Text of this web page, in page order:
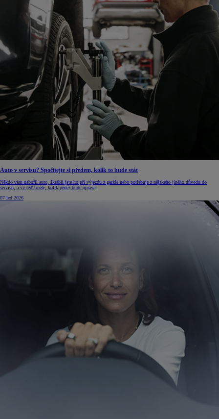
Auto v servisu? Spočítejte si předem, kolik to bude stát
Někdo vám nabořil auto, škrábli jste ho při výjezdu z garáže nebo potřebuje z nějakého jiného důvodu do
servisu, a vy teď trnete, kolik peněz bude oprava
07 led 2026